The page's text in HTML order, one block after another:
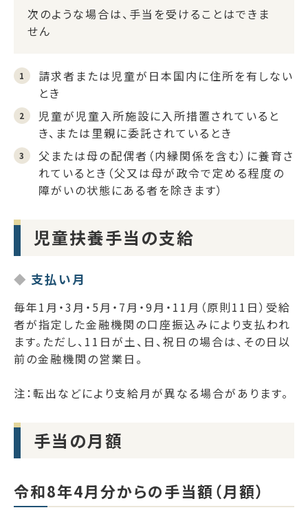
次のような場合は、手当を受けることはできま
せん
請求者または児童が日本国内に住所を有しない
とき
児童が児童入所施設に入所措置されていると
き、または里親に委託されているとき
父または母の配偶者（内縁関係を含む）に養育さ
れているとき（父又は母が政令で定める程度の
障がいの状態にある者を除きます）
児童扶養手当の支給
支払い月
毎年1月・3月・5月・7月・9月・11月（原則11日）受給
者が指定した金融機関の口座振込みにより支払われ
ます。ただし、11日が土、日、祝日の場合は、その日以
前の金融機関の営業日。
注：転出などにより支給月が異なる場合があります。
手当の月額
令和8年4月分からの手当額（月額）